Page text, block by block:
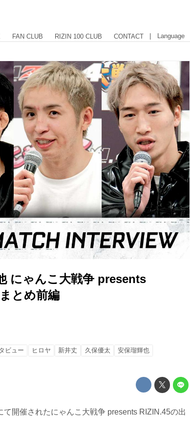
FAN CLUB RIZIN 100 CLUB CONTACT | Language
にゃんこ大戦争 presents
とめ前編
ビュー ヒロヤ 新井丈 久保優太
安保瑠輝也
開催されたにゃんこ大戦争 presents RIZIN.45の出